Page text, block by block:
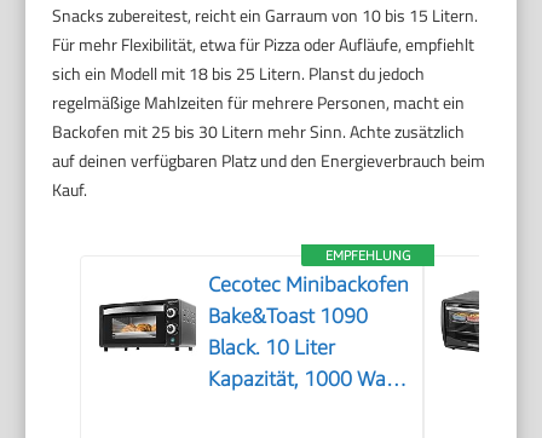
Snacks zubereitest, reicht ein Garraum von 10 bis 15 Litern.
Für mehr Flexibilität, etwa für Pizza oder Aufläufe, empfiehlt
sich ein Modell mit 18 bis 25 Litern. Planst du jedoch
regelmäßige Mahlzeiten für mehrere Personen, macht ein
Backofen mit 25 bis 30 Litern mehr Sinn. Achte zusätzlich
auf deinen verfügbaren Platz und den Energieverbrauch beim
Kauf.
EMPFEHLUNG
Cecotec Minibackofen
Bake&Toast 1090
Black. 10 Liter
Kapazität, 1000 Watt